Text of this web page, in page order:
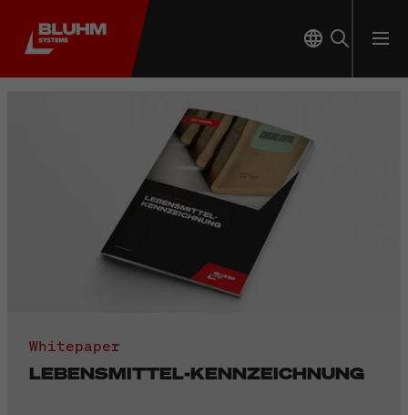
Whitepaper
LEBENSMITTEL-KENNZEICHNUNG